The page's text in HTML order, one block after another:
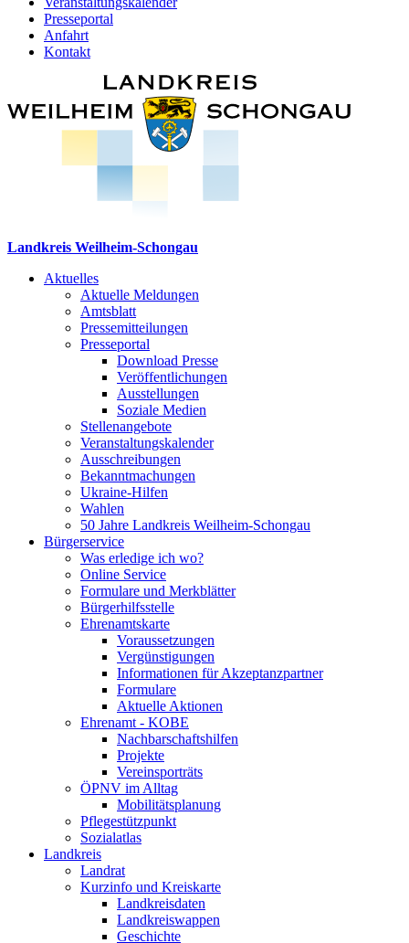
Presseportal
Anfahrt
Kontakt
Landkreis Weilheim-Schongau
Aktuelles
Aktuelle Meldungen
Amtsblatt
Pressemitteilungen
Presseportal
Download Presse
Veröffentlichungen
Ausstellungen
Soziale Medien
Stellenangebote
Veranstaltungskalender
Ausschreibungen
Bekanntmachungen
Ukraine-Hilfen
Wahlen
50 Jahre Landkreis Weilheim-Schongau
Bürgerservice
Was erledige ich wo?
Online Service
Formulare und Merkblätter
Bürgerhilfsstelle
Ehrenamtskarte
Voraussetzungen
Vergünstigungen
Informationen für Akzeptanzpartner
Formulare
Aktuelle Aktionen
Ehrenamt - KOBE
Nachbarschaftshilfen
Projekte
Vereinsporträts
ÖPNV im Alltag
Mobilitätsplanung
Pflegestützpunkt
Sozialatlas
Landkreis
Landrat
Kurzinfo und Kreiskarte
Landkreisdaten
Landkreiswappen
Geschichte